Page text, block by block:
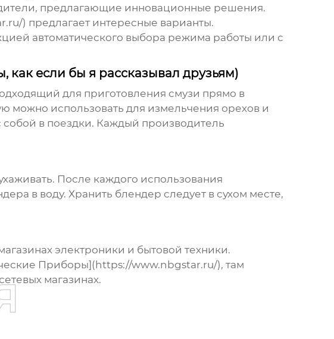
предлагающие инновационные решения.
) предлагает интересные варианты.
автоматического выбора режима работы или с
если бы я рассказывал друзьям)
для приготовления смузи прямо в
можно использовать для измельчения орехов и
собой в поездки. Каждый производитель
После каждого использования
в воду. Хранить блендер следует в сухом месте,
электроники и бытовой техники.
Приборы](https://www.nbgstar.ru/), там
магазинах.